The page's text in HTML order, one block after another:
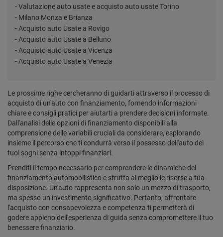
- Valutazione auto usate e acquisto auto usate Torino
- Milano Monza e Brianza
- Acquisto auto Usate a Rovigo
- Acquisto auto Usate a Belluno
- Acquisto auto Usate a Vicenza
- Acquisto auto Usate a Venezia
Le prossime righe cercheranno di guidarti attraverso il processo di
acquisto di un'auto con finanziamento, fornendo informazioni
chiare e consigli pratici per aiutarti a prendere decisioni informate.
Dall'analisi delle opzioni di finanziamento disponibili alla
comprensione delle variabili cruciali da considerare, esplorando
insieme il percorso che ti condurrà verso il possesso dell'auto dei
tuoi sogni senza intoppi finanziari.
Prenditi il tempo necessario per comprendere le dinamiche del
finanziamento automobilistico e sfrutta al meglio le risorse a tua
disposizione. Un'auto rappresenta non solo un mezzo di trasporto,
ma spesso un investimento significativo. Pertanto, affrontare
l'acquisto con consapevolezza e competenza ti permetterà di
godere appieno dell'esperienza di guida senza compromettere il tuo
benessere finanziario.